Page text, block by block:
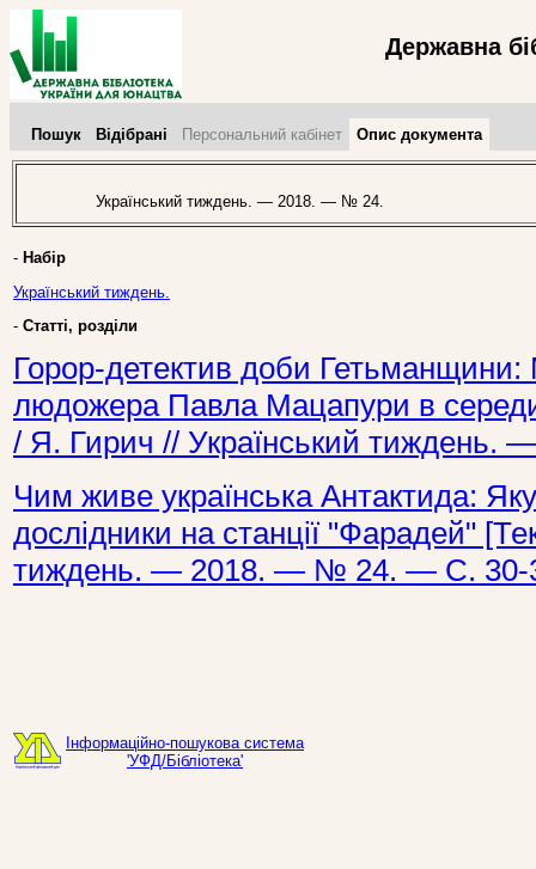
Державна
Пошук Відібрані Персональний кабінет Опис документа
Український тиждень. — 2018. — № 24.
- Набір
Український тиждень.
- Статті, розділи
Горор-детектив доби
людожера Павла Мацапури в
/ Я. Гирич // Український
Чим живе українська Антактида:
дослідники на станції "Фарадей"
тиждень. — 2018. — № 24. — С. 30-
Інформаційно-пошукова система
'УФД/Бібліотека'